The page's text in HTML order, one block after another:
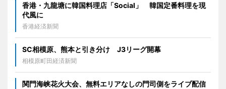
香港・九龍塘に韓国料理店「Social」 韓国定番料理を現
代風に
香港経済新聞
SC相模原、熊本と引き分け J3リーグ開幕
相模原町田経済新聞
関門海峡花火大会、無料エリアなしの門司側をライブ配信